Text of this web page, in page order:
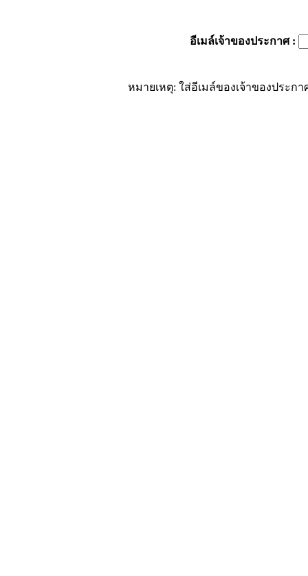
อีเมล์เจ้าของประกาศ:
หมายเหตุ: ใส่อีเมล์ของเจ้าของประก